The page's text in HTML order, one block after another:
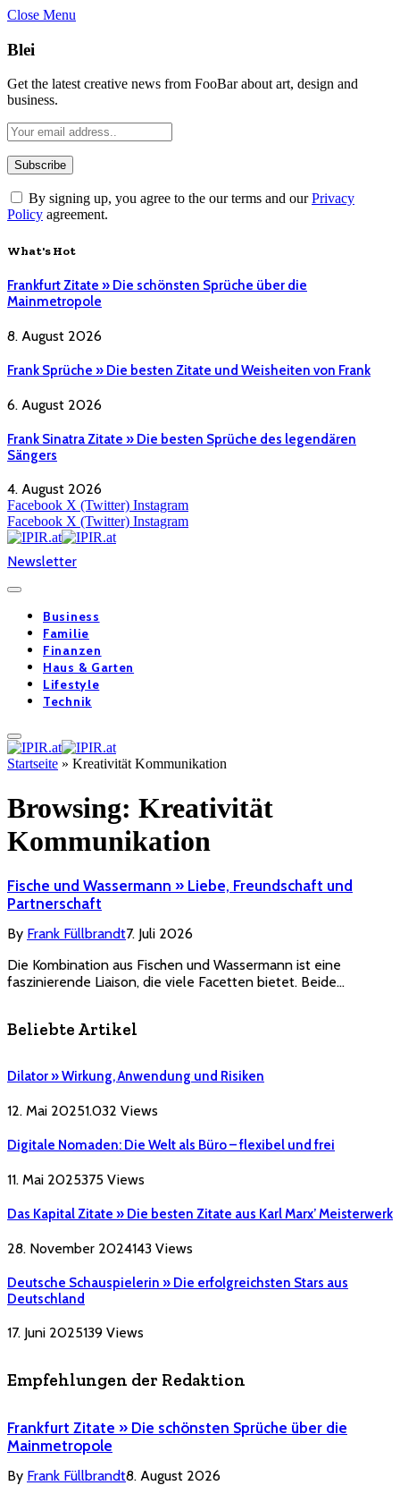
Close Menu
Blei
Get the latest creative news from FooBar about art, design and
business.
By signing up, you agree to the our terms and ourPrivacy
Policy agreement.
What's Hot
Frankfurt Zitate » Die schönsten Sprüche über die
Mainmetropole
8. August 2026
Frank Sprüche » Die besten Zitate und Weisheiten von Frank
6. August 2026
Frank Sinatra Zitate » Die besten Sprüche des legendären
Sängers
4. August 2026
Facebook X (Twitter) Instagram
Facebook X (Twitter) Instagram
Newsletter
Business
Familie
Finanzen
Haus & Garten
Lifestyle
Technik
Startseite » Kreativität Kommunikation
Browsing: Kreativität
Kommunikation
Fische und Wassermann » Liebe, Freundschaft und
Partnerschaft
By Frank Füllbrandt7. Juli 2026
Die Kombination aus Fischen und Wassermann ist eine
faszinierende Liaison, die viele Facetten bietet. Beide…
Beliebte Artikel
Dilator » Wirkung, Anwendung und Risiken
12. Mai 20251.032 Views
Digitale Nomaden: Die Welt als Büro – flexibel und frei
11. Mai 2025375 Views
Das Kapital Zitate » Die besten Zitate aus Karl Marx’ Meisterwerk
28. November 2024143 Views
Deutsche Schauspielerin » Die erfolgreichsten Stars aus
Deutschland
17. Juni 2025139 Views
Empfehlungen der Redaktion
Frankfurt Zitate » Die schönsten Sprüche über die
Mainmetropole
By Frank Füllbrandt8. August 2026